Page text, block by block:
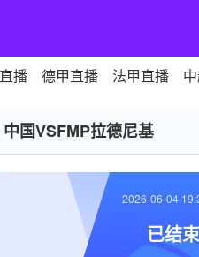
播 德甲直播 法甲直播
中国VSFMP拉德尼基
2026-06-04
已结束